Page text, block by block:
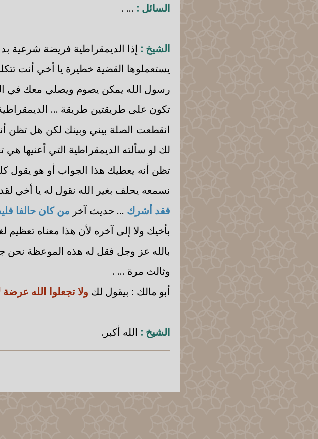
السائل : ... .
الشيخ : إذا الديمقراطية فريضة شرعية
يستعملوها القضية خطيرة يا أخي أنت
رسول الله يمكن يصوم ويصلي معك في
تكون على طريقتين طريقة ...
انقطعت الصلة بيني وبينك لكن هل تظن
لك لو سألته الديمقراطية التي أعنيها
تظن أنه يعطيك هذا الجواب أو هو يقول
نسمعه يحلف بغير الله نقول له يا أخي
فقد أشرك ... حديث آخر من كان حالفا
بأخيك ولا إلى آخره لأن هذا معناه
بالله عز وجل فقل له هذه الموعظة نحن
وثالث مرة ... .
أبو مالك : بيقول لك ولا تجعلوا الله عرضة
الشيخ : الله أكبر.